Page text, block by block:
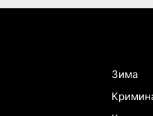
Зима